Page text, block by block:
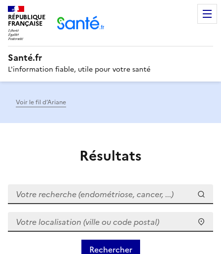
RÉPUBLIQUE
FRANÇAISE
Santé.fr
L'information fiable, utile pour votre santé
Voir le fil d’Ariane
Résultats
Votre recherche (endométriose, cancer, ...)
Votre localisation (ville ou code postal)